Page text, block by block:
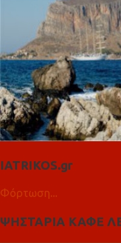
IATRIKOS.gr
Φόρτωση...
ΨΗΣΤΑΡΙΑ ΚΑΦΕ